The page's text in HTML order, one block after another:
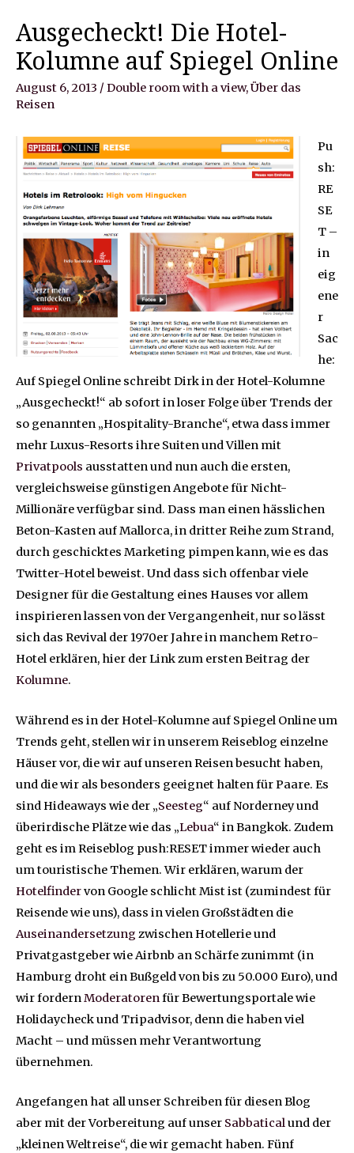
Ausgecheckt! Die Hotel-
Kolumne auf Spiegel Online
August 6, 2013 / Double room with a view,Über das
Reisen
Pu
sh:
RE
SE
T –
in
eig
ene
r
Sac
he:
Auf Spiegel Online schreibt Dirk in der Hotel-Kolumne
„Ausgecheckt!“ ab sofort in loser Folge über Trends der
so genannten „Hospitality-Branche“, etwa dass immer
mehr Luxus-Resorts ihre Suiten und Villen mit
Privatpools ausstatten und nun auch die ersten,
vergleichsweise günstigen Angebote für Nicht-
Millionäre verfügbar sind. Dass man einen hässlichen
Beton-Kasten auf Mallorca, in dritter Reihe zum Strand,
durch geschicktes Marketing pimpen kann, wie es das
Twitter-Hotel beweist. Und dass sich offenbar viele
Designer für die Gestaltung eines Hauses vor allem
inspirieren lassen von der Vergangenheit, nur so lässt
sich das Revival der 1970er Jahre in manchem Retro-
Hotel erklären, hier der Link zum ersten Beitrag der
Kolumne.
Während es in der Hotel-Kolumne auf Spiegel Online um
Trends geht, stellen wir in unserem Reiseblog einzelne
Häuser vor, die wir auf unseren Reisen besucht haben,
und die wir als besonders geeignet halten für Paare. Es
sind Hideaways wie der „Seesteg“ auf Norderney und
überirdische Plätze wie das „Lebua“ in Bangkok. Zudem
geht es im Reiseblog push:RESET immer wieder auch
um touristische Themen. Wir erklären, warum der
Hotelfindervon Google schlicht Mist ist (zumindest für
Reisende wie uns), dass in vielen Großstädten die
Auseinandersetzung zwischen Hotellerie und
Privatgastgeber wie Airbnb an Schärfe zunimmt (in
Hamburg droht ein Bußgeld von bis zu 50.000 Euro), und
wir fordernModeratorenfür Bewertungsportale wie
Holidaycheck und Tripadvisor, denn die haben viel
Macht – und müssen mehr Verantwortung
übernehmen.
Angefangen hat all unser Schreiben für diesen Blog
aber mit der Vorbereitung auf unser Sabbaticalund der
„kleinen Weltreise“, die wir gemacht haben. Fünf